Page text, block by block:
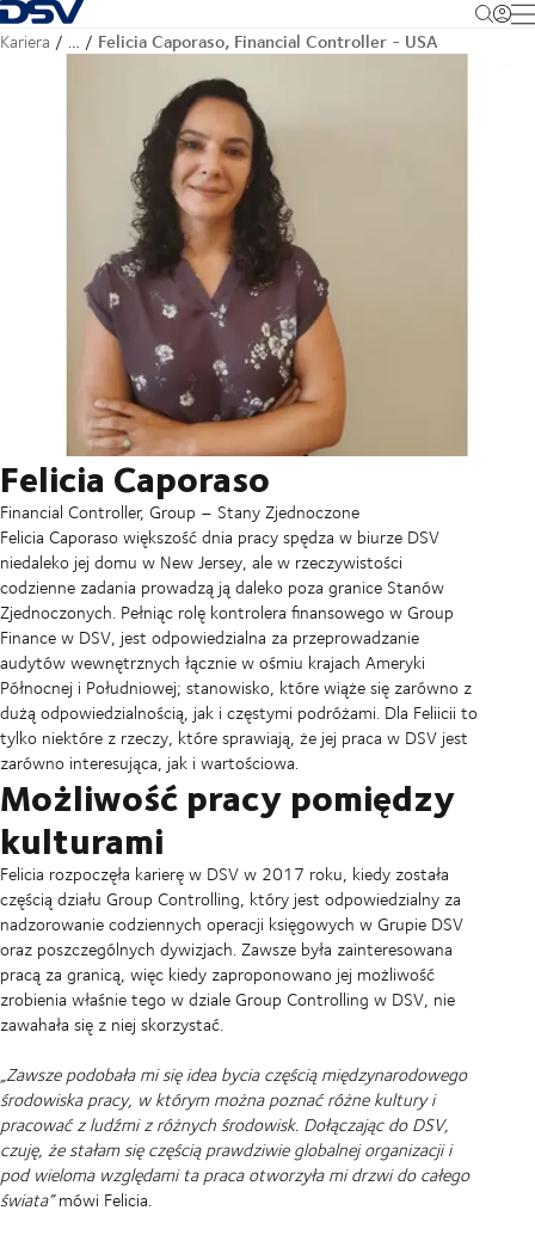
Cofnij do strony głównej
Kariera … Felicia Caporaso, Financial Controller - USA
Felicia Caporaso
Financial Controller, Group – Stany Zjednoczone
Felicia Caporaso większość dnia pracy spędza w biurze DSV
niedaleko jej domu w New Jersey, ale w rzeczywistości
codzienne zadania prowadzą ją daleko poza granice Stanów
Zjednoczonych. Pełniąc rolę kontrolera finansowego w Group
Finance w DSV, jest odpowiedzialna za przeprowadzanie
audytów wewnętrznych łącznie w ośmiu krajach Ameryki
Północnej i Południowej; stanowisko, które wiąże się zarówno z
dużą odpowiedzialnością, jak i częstymi podróżami. Dla Feliicii to
tylko niektóre z rzeczy, które sprawiają, że jej praca w DSV jest
zarówno interesująca, jak i wartościowa.
Możliwość pracy pomiędzy
kulturami
Felicia rozpoczęła karierę w DSV w 2017 roku, kiedy została
częścią działu Group Controlling, który jest odpowiedzialny za
nadzorowanie codziennych operacji księgowych w Grupie DSV
oraz poszczególnych dywizjach. Zawsze była zainteresowana
pracą za granicą, więc kiedy zaproponowano jej możliwość
zrobienia właśnie tego w dziale Group Controlling w DSV, nie
zawahała się z niej skorzystać.
„Zawsze podobała mi się idea bycia częścią międzynarodowego
środowiska pracy, w którym można poznać różne kultury i
pracować z ludźmi z różnych środowisk. Dołączając do DSV,
czuję, że stałam się częścią prawdziwie globalnej organizacji i
pod wieloma względami ta praca otworzyła mi drzwi do całego
świata”mówi Felicia.